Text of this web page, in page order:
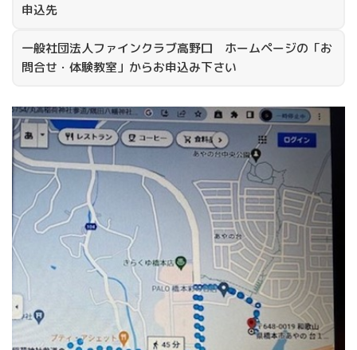
申込先
一般社団法人ファインクラブ高野口 ホームページの「お
問合せ・体験教室」からお申込み下さい